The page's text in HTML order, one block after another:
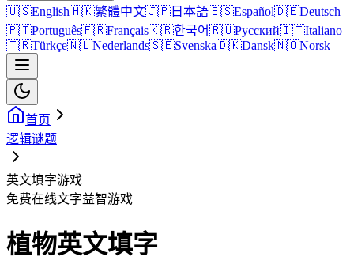
🇺🇸English🇭🇰繁體中文🇯🇵 日本語🇪🇸Español🇩🇪Deutsch
🇵🇹Português🇫🇷Français🇰🇷한국어🇷🇺Русский🇮🇹Italiano
🇹🇷Türkçe🇳🇱Nederlands🇸🇪Svenska🇩🇰Dansk🇳🇴Norsk
首页
逻辑谜题
英文填字游戏
免费在线文字益智游戏
植物英文填字